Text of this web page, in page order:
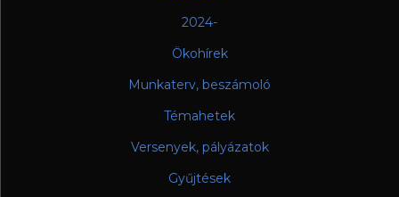
2024-
Ökohírek
Munkaterv, beszámoló
Témahetek
Versenyek, pályázatok
Gyűjtések